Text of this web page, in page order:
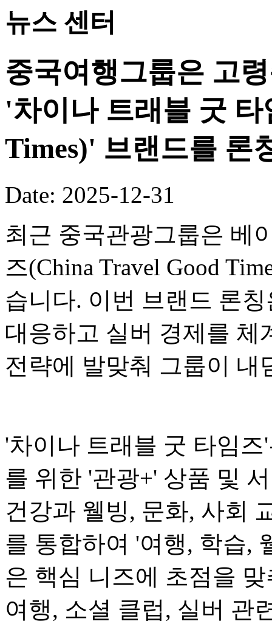
뉴스 센터
중국여행그룹은 고
'차이나 트래블 굿
Times)' 브랜드를 론
Date: 2025-12-31
최근 중국관광그룹은 베
즈(China Travel Good
습니다. 이번 브랜드 론
대응하고 실버 경제를 체
전략에 발맞춰 그룹이 내
'차이나 트래블 굿 타임
를 위한 '관광+' 상품 및
건강과 웰빙, 문화, 사회
를 통합하여 '여행, 학습,
은 핵심 니즈에 초점을
여행, 소셜 클럽, 실버 관